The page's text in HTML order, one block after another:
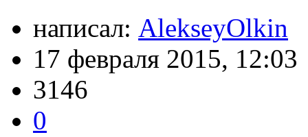
написал: AlekseyOlkin
17 февраля 2015, 12:03
3146
0